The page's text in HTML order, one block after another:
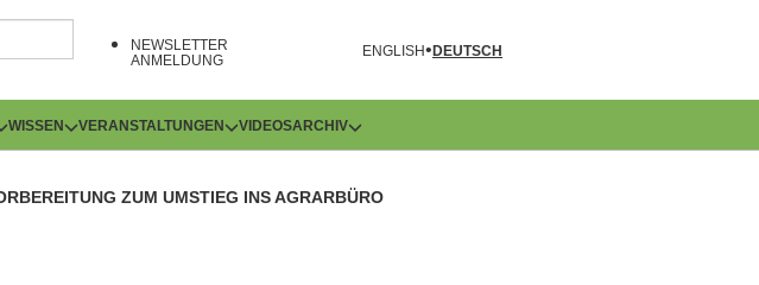
NEWSLETTER
ANMELDUNG
ENGLISH DEUTSCH
WISSEN VERANSTALTUNGEN VIDEOSARCHIV
ZUM UMSTIEG INS AGRARBÜRO